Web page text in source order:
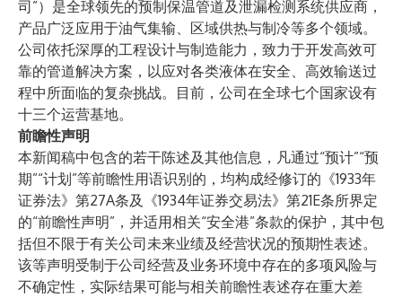
司”）是全球领先的预制保温管道及泄漏检测系统供应商，
产品广泛应用于油气集输、区域供热与制冷等多个领域。
公司依托深厚的工程设计与制造能力，致力于开发高效可
靠的管道解决方案，以应对各类液体在安全、高效输送过
程中所面临的复杂挑战。目前，公司在全球七个国家设有
十三个运营基地。
前瞻性声明
本新闻稿中包含的若干陈述及其他信息，凡通过“预计”“预
期”“计划”等前瞻性用语识别的，均构成经修订的《1933年
证券法》第27A条及《1934年证券交易法》第21E条所界定
的“前瞻性声明”，并适用相关“安全港”条款的保护，其中包
括但不限于有关公司未来业绩及经营状况的预期性表述。
该等声明受制于公司经营及业务环境中存在的多项风险与
不确定性，实际结果可能与相关前瞻性表述存在重大差